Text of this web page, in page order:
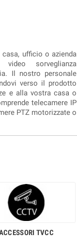
ufficio o azienda
sorveglianza
Il nostro personale
verso il prodotto
e alla vostra casa o
telecamere IP
PTZ motorizzate o
TVCC